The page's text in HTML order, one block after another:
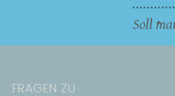
Soll
FRAGEN ZU